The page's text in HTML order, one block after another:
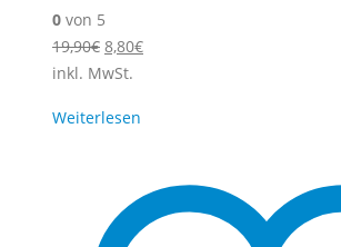
0 von 5
19,90€ Ursprünglicher
Preis
19,90€
8,80€Aktueller
inkl. MwSt.
Weiterlesen